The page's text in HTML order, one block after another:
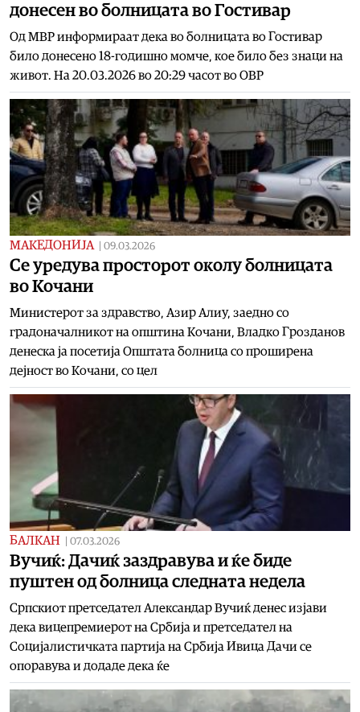
донесен во болницата во Гостивар
Од МВР информираат дека во болницата во Гостивар
било донесено 18-годишно момче, кое било без знаци на
живот. На 20.03.2026 во 20:29 часот во ОВР
МАКЕДОНИЈА 09.03.2026
Се уредува просторот околу болницата
во Кочани
Министерот за здравство, Азир Алиу, заедно со
градоначалникот на општина Кочани, Владко Грозданов
денеска ја посетија Општата болница со проширена
дејност во Кочани, со цел
БАЛКАН 07.03.2026
Вучиќ: Дачиќ заздравува и ќе биде
пуштен од болница следната недела
Српскиот претседател Александар Вучиќ денес изјави
дека вицепремиерот на Србија и претседател на
Социјалистичката партија на Србија Ивица Дачи се
опоравува и додаде дека ќе